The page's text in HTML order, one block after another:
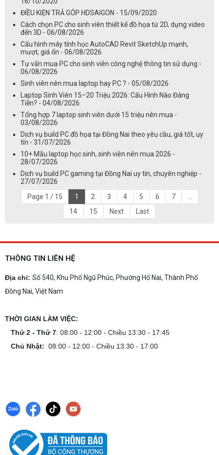
ĐIỀU KIỆN TRẢ GÓP HDSAIGON - 15/09/2020
Cách chọn PC cho sinh viên thiết kế đồ họa từ 2D, dựng video
đến 3D - 06/08/2026
Cấu hình máy tính học AutoCAD Revit SketchUp mạnh,
mượt, giá ổn - 06/08/2026
Tư vấn mua PC cho sinh viên công nghệ thông tin sử dụng -
06/08/2026
Sinh viên nên mua laptop hay PC ? - 05/08/2026
Laptop Sinh Viên 15–20 Triệu 2026: Cấu Hình Nào Đáng
Tiền? - 04/08/2026
Tổng hợp 7 laptop sinh viên dưới 15 triệu nên mua -
03/08/2026
Dịch vụ build PC đồ họa tại Đồng Nai theo yêu cầu, giá tốt, uy
tín - 31/07/2026
10+ Mẫu laptop học sinh, sinh viên nên mua 2026 -
28/07/2026
Dịch vụ build PC gaming tại Đồng Nai uy tín, chuyên nghiệp -
27/07/2026
Page 1 / 15
1 2 3 4 5 6 7
...
14
15 Next Last
THÔNG TIN LIÊN HỆ
Địa chỉ: Số 540, Khu Phố Ngũ Phúc, Phường Hố Nai, Thành Phố
Đồng Nai, Việt Nam
THỜI GIAN LÀM VIỆC:
Thứ 2 - Thứ 7: 08:00 - 12:00 - Chiều 13:30 - 17:45
Chủ Nhật: 08:00 - 12:00 - Chiều 13:30 - 17:00